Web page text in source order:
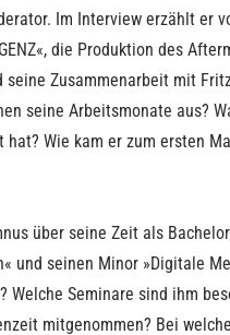
Im Interview erzählt er
die Produktion des
seine Zusammenarbeit mit
seine Arbeitsmonate aus?
Wie kam er zum ersten
über seine Zeit als
und seinen Minor »Digitale
Welche Seminare sind ihm
mitgenommen? Bei